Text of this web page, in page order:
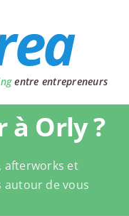
entre entrepreneurs
Orly ?
afterworks et
autour de vous